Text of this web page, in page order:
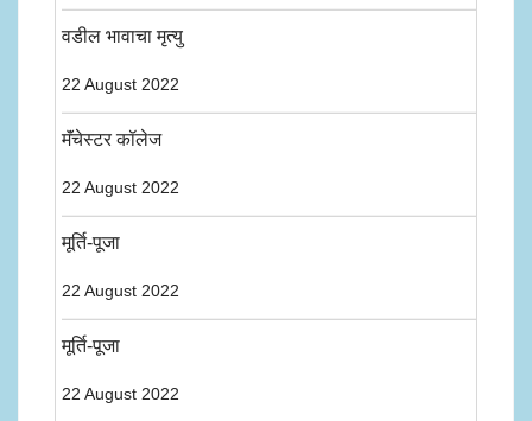
वडील भावाचा मृत्यु
22 August 2022
मॅंचेस्टर कॉलेज
22 August 2022
मूर्ति-पूजा
22 August 2022
मूर्ति-पूजा
22 August 2022